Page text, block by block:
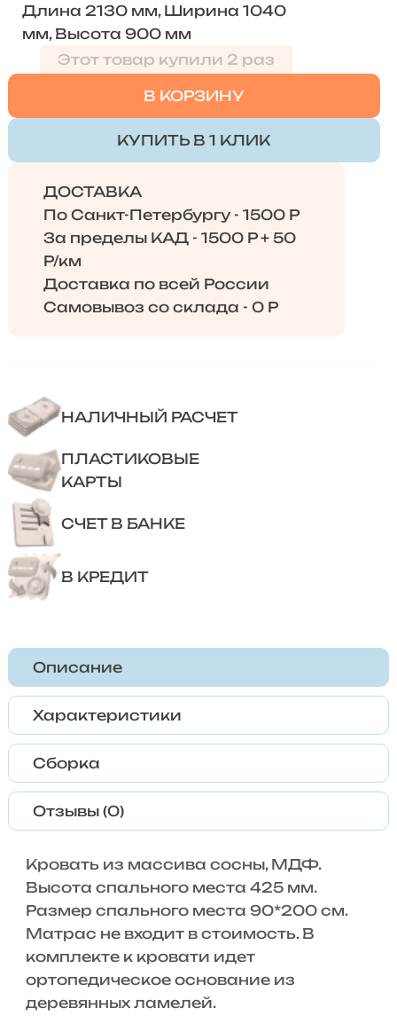
Длина 2130 мм, Ширина 1040
мм, Высота 900 мм
Этот товар купили 2 раз
В КОРЗИНУ
КУПИТЬ В 1 КЛИК
ДОСТАВКА
По Санкт-Петербургу - 1500 Р
За пределы КАД - 1500 Р + 50
Р/км
Доставка по всей России
Самовывоз со склада - 0 Р
НАЛИЧНЫЙ РАСЧЕТ
ПЛАСТИКОВЫЕ
КАРТЫ
СЧЕТ В БАНКЕ
В КРЕДИТ
Описание
Характеристики
Сборка
Отзывы (0)
Кровать из массива сосны, МДФ.
Высота спального места 425 мм.
Размер спального места 90*200 см.
Матрас не входит в стоимость. В
комплекте к кровати идет
ортопедическое основание из
деревянных ламелей.